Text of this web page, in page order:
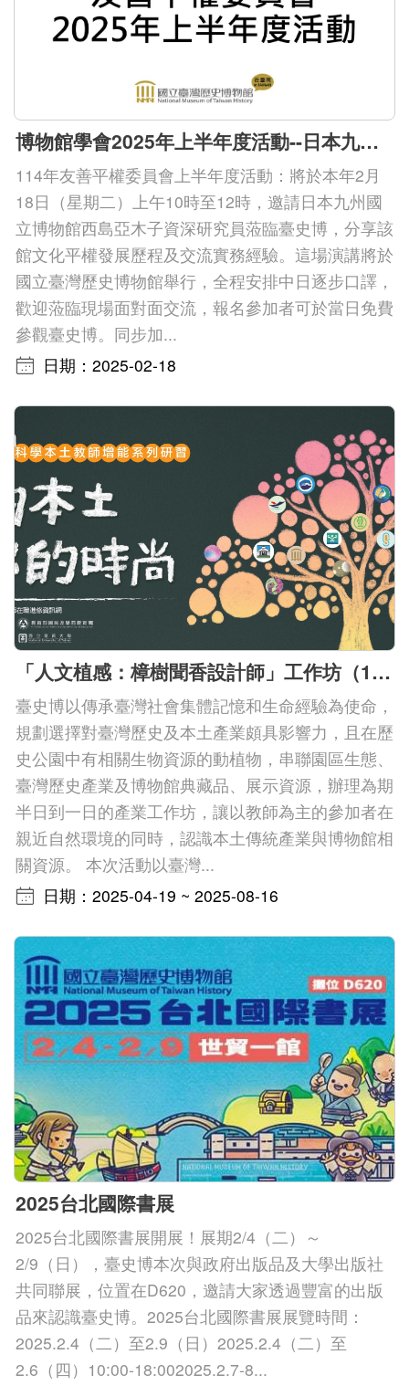
博物館學會2025年上半年度活動--日本九州國立博物館西島資深研究員演講
114年友善平權委員會上半年度活動：將於本年2月
18日（星期二）上午10時至12時，邀請日本九州國
立博物館西島亞木子資深研究員蒞臨臺史博，分享該
館文化平權發展歷程及交流實務經驗。這場演講將於
國立臺灣歷史博物館舉行，全程安排中日逐步口譯，
歡迎蒞臨現場面對面交流，報名參加者可於當日免費
參觀臺史博。同步加...
日期：2025-02-18
「人文植感：樟樹聞香設計師」工作坊（114年度本土教育人才培育計畫）
臺史博以傳承臺灣社會集體記憶和生命經驗為使命，
規劃選擇對臺灣歷史及本土產業頗具影響力，且在歷
史公園中有相關生物資源的動植物，串聯園區生態、
臺灣歷史產業及博物館典藏品、展示資源，辦理為期
半日到一日的產業工作坊，讓以教師為主的參加者在
親近自然環境的同時，認識本土傳統產業與博物館相
關資源。 本次活動以臺灣...
日期：2025-04-19 ~ 2025-08-16
2025台北國際書展
2025台北國際書展開展！展期2/4（二）～
2/9（日），臺史博本次與政府出版品及大學出版社
共同聯展，位置在D620，邀請大家透過豐富的出版
品來認識臺史博。2025台北國際書展展覽時間：
2025.2.4（二）至2.9（日）2025.2.4（二）至
2.6（四）10:00-18:002025.2.7-8...